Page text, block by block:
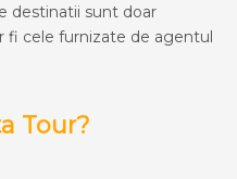
destinatii sunt doar
fi cele furnizate de agentul
Tour?